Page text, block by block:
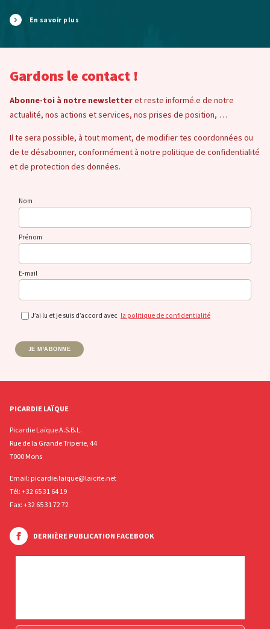
En savoir plus
Gardons le contact !
Abonne-toi à notre newsletteret reste informé.e de notre
actualité, nos actions et services, nos prises de position, …
Il te sera possible, à tout moment, de modifier tes coordonnées ou
de te désabonner, conformément à notre politique de confidentialité
et de protection des données.
Nom
Prénom
E-mail
J’ai lu et je suis d’accord avec la politique de confidentialité
JE M'ABONNE
PICARDIE LAÏQUE
Picardie Laïque A.S.B.L.
Rue de la Grande Triperie, 44
7000 Mons
Email: picardie.laique@laicite.net
Tél: +32 65 31 64 19
Fax: +32 65 31 72 72
DERNIÈRE PUBLICATION FACEBOOK